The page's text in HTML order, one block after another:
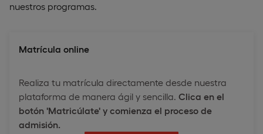
nuestros programas.
Matrícula online
Realiza tu matrícula directamente desde nuestra
plataforma de manera ágil y sencilla. Clica en el
botón 'Matricúlate' y comienza el proceso de
admisión.